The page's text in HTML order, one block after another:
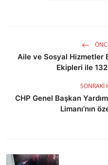
Aile ve Sosyal Hizmetler
Ekipleri ile
SONRAKI
CHP Genel Başkan
Limanı’nın